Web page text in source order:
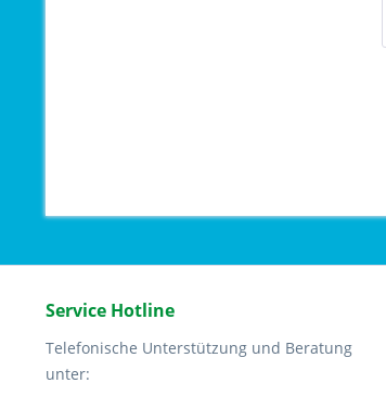
Service Hotline
Telefonische Unterstützung und Beratung
unter: